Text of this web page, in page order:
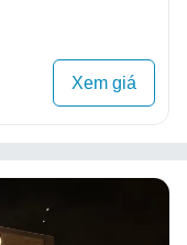
Xem giá